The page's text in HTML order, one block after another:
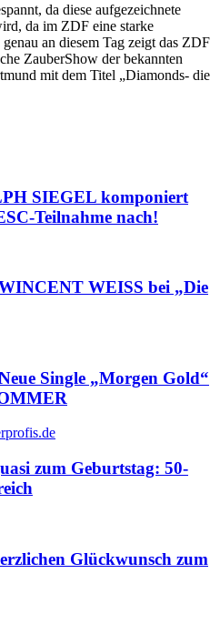
da diese aufgezeichnete
da im ZDF eine starke
an diesem Tag zeigt das ZDF
ZauberShow der bekannten
mit dem Titel „Diamonds- die
SIEGEL komponiert
Teilnahme nach!
WEISS bei „Die
Single „Morgen Gold“
zum Geburtstag: 50-
Glückwunsch zum